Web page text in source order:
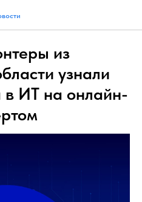
из
узнали
в ИТ на онлайн-